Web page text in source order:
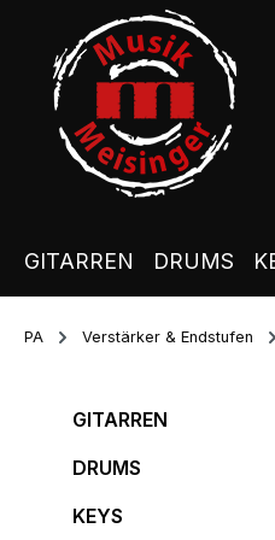
Hauptinhalt springen
Zur Suche springen
Zur Hauptnavigation
GITARREN DRUMS
PA Verstärker & Endstufen
GITARREN
DRUMS
KEYS